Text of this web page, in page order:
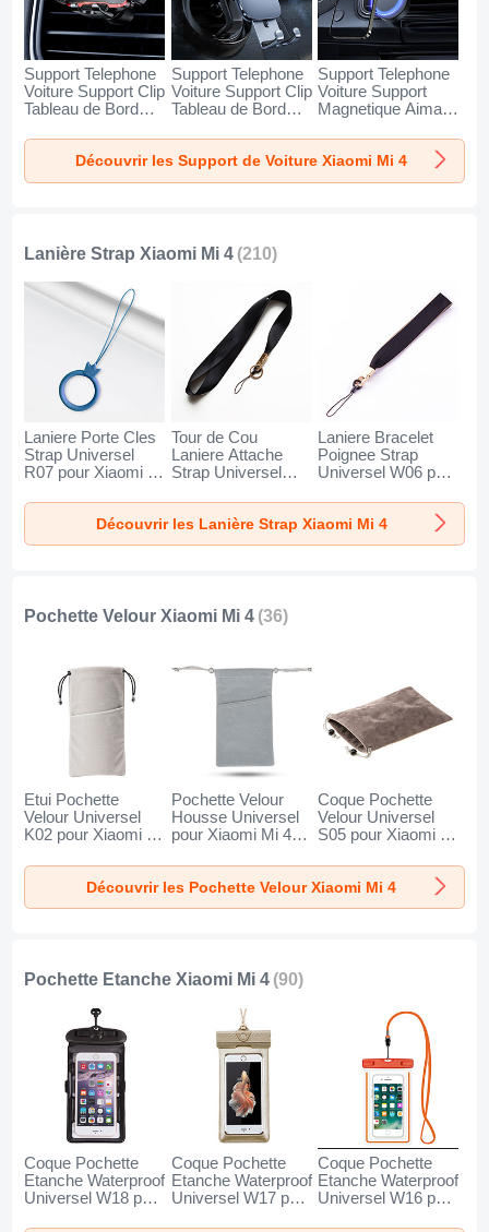
Support Telephone
Voiture Support Clip
Tableau de Bord
Xiaomi Mi 4 Noir
Support Telephone
Voiture Support Clip
Tableau de Bord
Xiaomi Mi 4 Noir
Support Telephone
Voiture Support
Magnetique Aimant
Universel BS1 pour
Xiaomi Mi 4 Noir
Découvrir les Support de Voiture Xiaomi Mi 4
Lanière Strap Xiaomi Mi 4 (210)
Laniere Porte Cles
Strap Universel
R07 pour Xiaomi Mi
Tour de Cou
Laniere Attache
Strap Universel
4 Noir
Laniere Bracelet
Poignee Strap
Universel W06 pour
Découvrir les Lanière Strap Xiaomi Mi 4
Pochette Velour Xiaomi Mi 4 (36)
Etui Pochette
Velour Universel
K02 pour Xiaomi Mi
Pochette Velour
Housse Universel
pour Xiaomi Mi 4
Coque Pochette
Velour Universel
S05 pour Xiaomi Mi
Découvrir les Pochette Velour Xiaomi Mi 4
Pochette Etanche Xiaomi Mi 4 (90)
Coque Pochette
Etanche Waterproof
Universel W18 pour
Coque Pochette
Etanche Waterproof
Universel W17 pour
Coque Pochette
Etanche Waterproof
Universel W16 pour